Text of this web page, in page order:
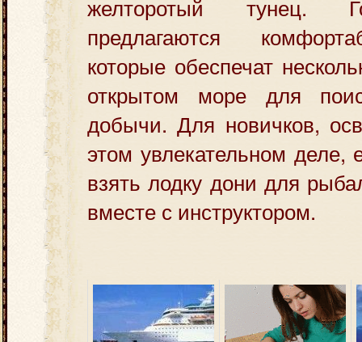
желторотый тунец.
предлагаются
которые обеспечат
открытом море для
добычи. Для новичков,
этом увлекательном деле,
взять лодку дони для
вместе с инструктором.